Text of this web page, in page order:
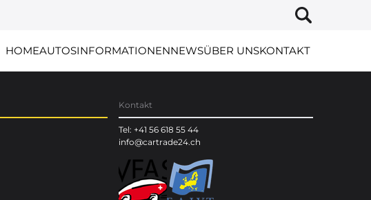
HOMEAUTOSINFORMATIONENNEWSÜBER UNSKONTAKT
Kontakt
Tel: +41 56 618 55 44
info@cartrade24.ch